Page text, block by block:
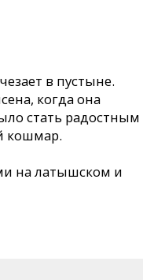
в пустыне.
когда она
стать радостным
кошмар.
на латышском и